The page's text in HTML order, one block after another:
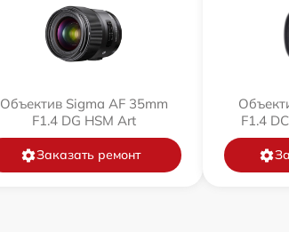
Объектив Sigma AF 35mm
F1.4 DG HSM Art
Заказать ремонт
F1.4